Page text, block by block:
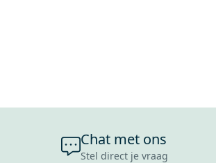
Chat met ons
Stel direct je vraag